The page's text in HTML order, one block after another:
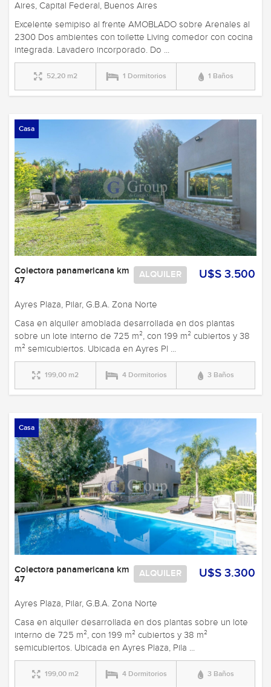
Aires, Capital Federal, Buenos Aires
Excelente semipiso al frente AMOBLADO sobre Arenales al
2300 Dos ambientes con toilette Living comedor con cocina
integrada. Lavadero incorporado. Do ...
52,20 m2 1 Dormitorios 1 Baños
Casa
U$S 3.500
ALQUILER
Colectora panamericana km
47
Ayres Plaza, Pilar, G.B.A. Zona Norte
Casa en alquiler amoblada desarrollada en dos plantas
sobre un lote interno de 725 m², con 199 m² cubiertos y 38
m² semicubiertos. Ubicada en Ayres Pl ...
199,00 m2 4 Dormitorios 3 Baños
Casa
U$S 3.300
ALQUILER
Colectora panamericana km
47
Ayres Plaza, Pilar, G.B.A. Zona Norte
Casa en alquiler desarrollada en dos plantas sobre un lote
interno de 725 m², con 199 m² cubiertos y 38 m²
semicubiertos. Ubicada en Ayres Plaza, Pila ...
199,00 m2 4 Dormitorios 3 Baños